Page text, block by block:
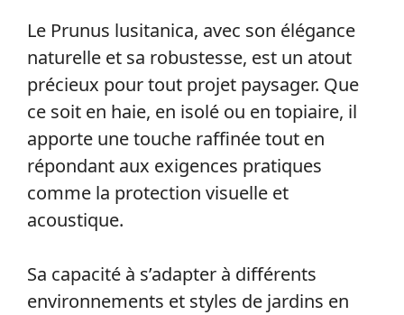
Le Prunus lusitanica, avec son élégance
naturelle et sa robustesse, est un atout
précieux pour tout projet paysager. Que
ce soit en haie, en isolé ou en topiaire, il
apporte une touche raffinée tout en
répondant aux exigences pratiques
comme la protection visuelle et
acoustique.
Sa capacité à s’adapter à différents
environnements et styles de jardins en